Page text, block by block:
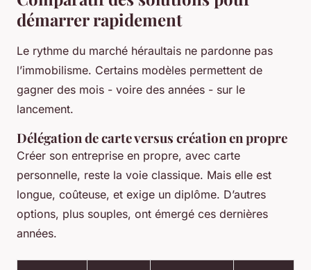
démarrer rapidement
Le rythme du marché héraultais ne pardonne pas
l’immobilisme. Certains modèles permettent de
gagner des mois - voire des années - sur le
lancement.
Délégation de carte versus création en propre
Créer son entreprise en propre, avec carte
personnelle, reste la voie classique. Mais elle est
longue, coûteuse, et exige un diplôme. D’autres
options, plus souples, ont émergé ces dernières
années.